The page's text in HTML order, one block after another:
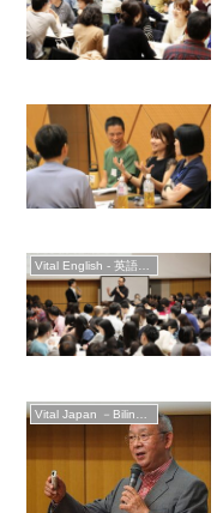
Vital English - 英語勉強会